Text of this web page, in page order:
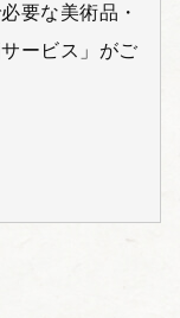
要な美術品・
ービス」がご